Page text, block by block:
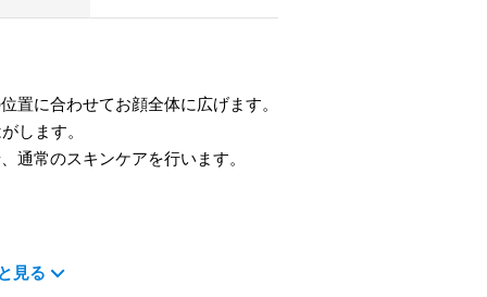
5-ALAとは？
SBI 5-ALAが選ばれる理由
置に合わせてお顔全体に広げます。
します。
通常のスキンケアを行います。
見る